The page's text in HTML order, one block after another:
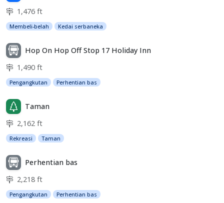
1,476 ft
Membeli-belah Kedai serbaneka
Hop On Hop Off Stop 17 Holiday Inn
1,490 ft
Pengangkutan Perhentian bas
Taman
2,162 ft
Rekreasi Taman
Perhentian bas
2,218 ft
Pengangkutan Perhentian bas